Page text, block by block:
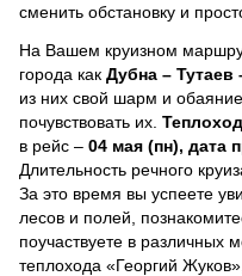
сменить обстановку и
На Вашем круизном
города как Дубна – Тутаев
из них свой шарм и
почувствовать их. Теплоход
в рейс – 04 мая (пн), дата
Длительность речного
За это время вы успеете
лесов и полей,
поучаствуете в различных
теплохода «Георгий